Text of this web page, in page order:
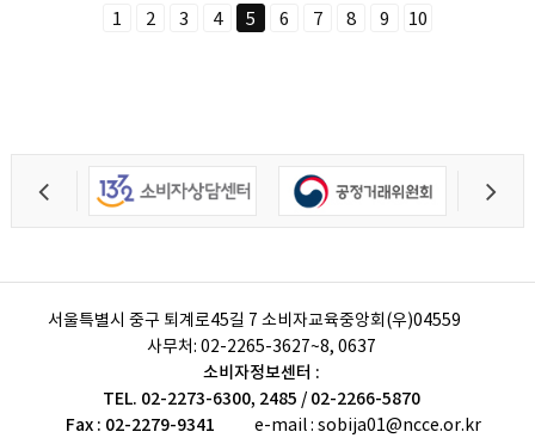
1 2 3 4 5 6 7 8 9 10
서울특별시 중구 퇴계로45길 7 소비자교육중앙회(우)04559
사무처: 02-2265-3627~8, 0637
소비자정보센터 :
TEL. 02-2273-6300, 2485 / 02-2266-5870
Fax : 02-2279-9341
e-mail : sobija01@ncce.or.kr